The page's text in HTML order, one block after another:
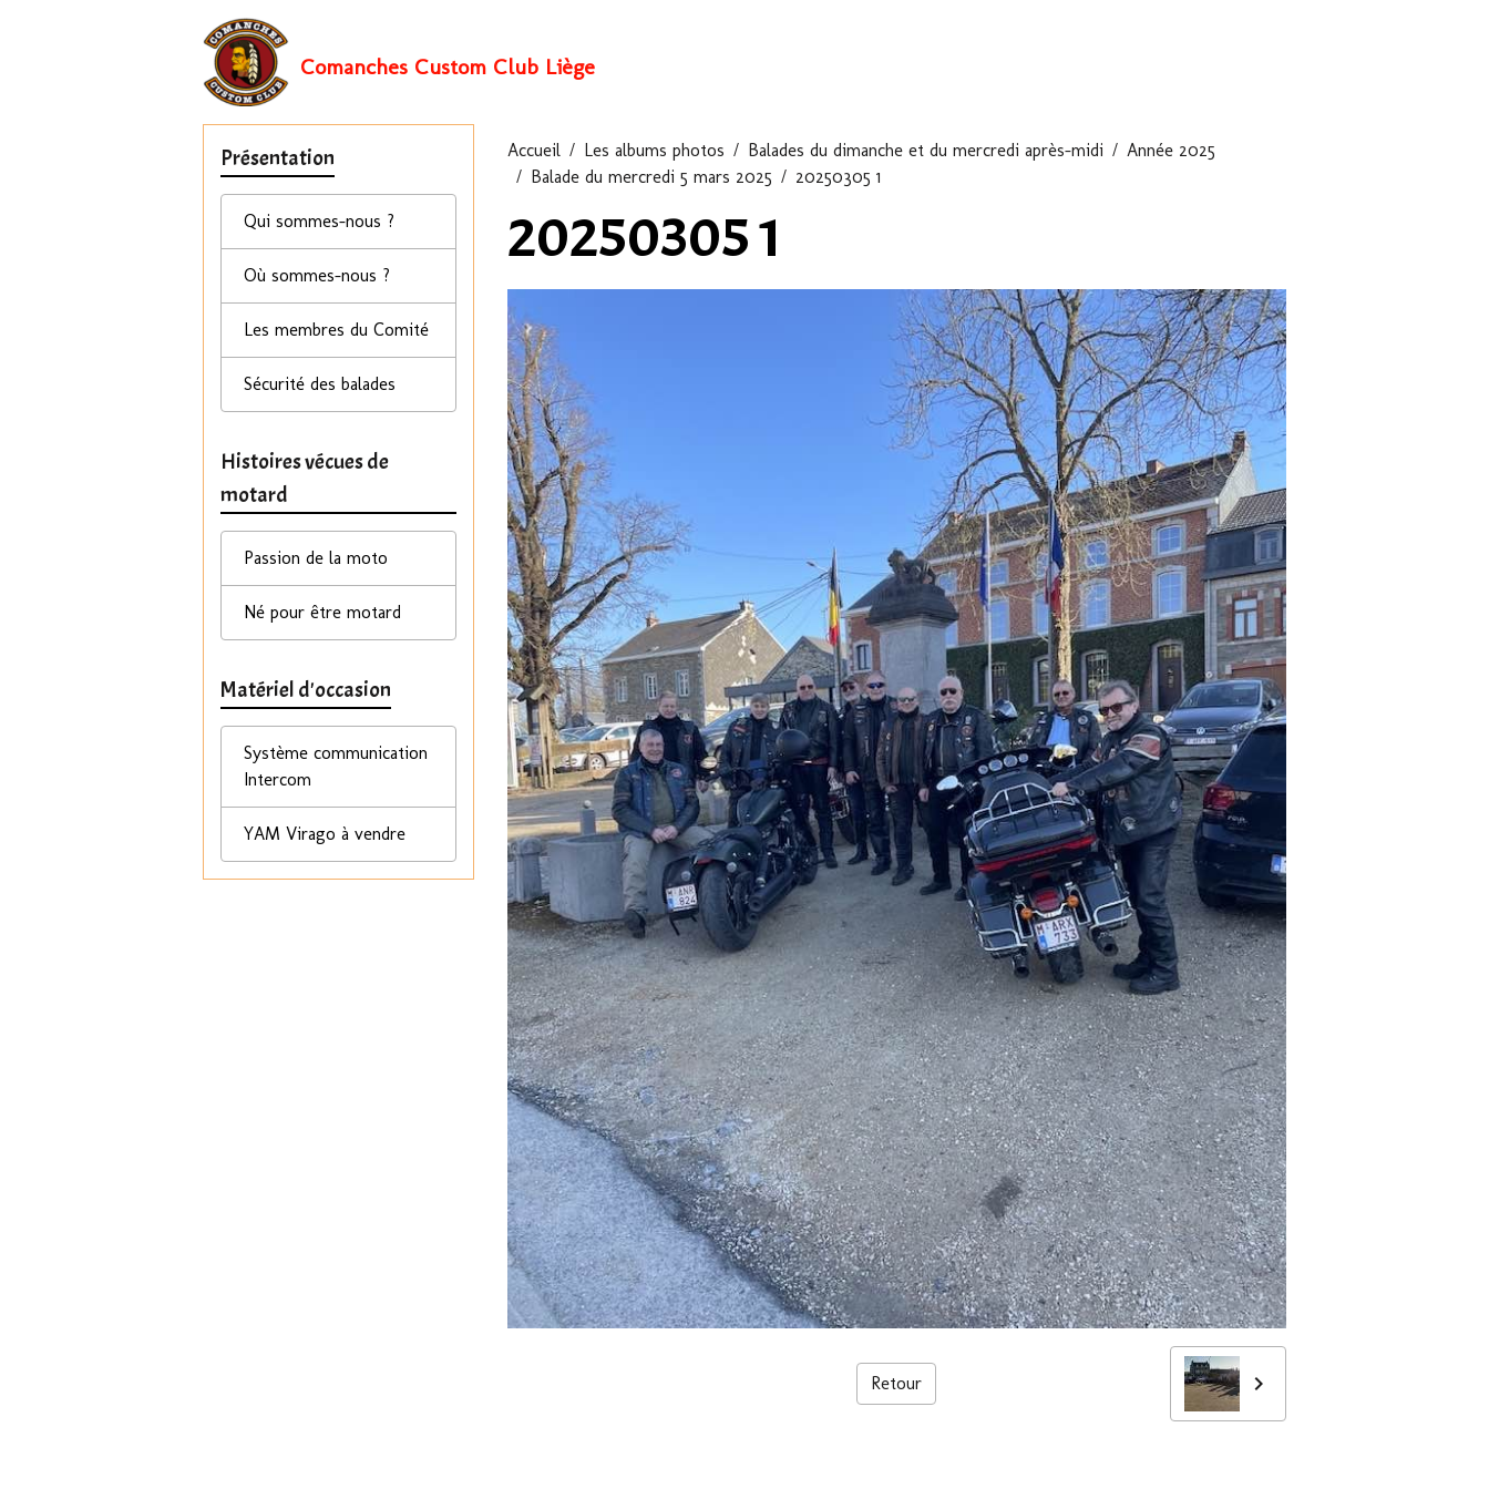
Comanches Custom Club Liège
Accueil Les albums photos Balades du dimanche et du mercredi après-midi
Année 2025
Balade du mercredi 5 mars 2025
20250305 1
20250305 1
Retour
Présentation
Qui sommes-nous ?
Où sommes-nous ?
Les membres du Comité
Sécurité des balades
Histoires vécues de
motard
Passion de la moto
Né pour être motard
Matériel d'occasion
Système communication
Intercom
YAM Virago à vendre